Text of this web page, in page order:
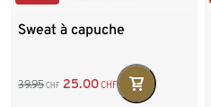
Sweat à capuche
39.95 CHF 25.00CHF